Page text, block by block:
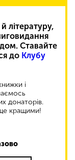
літературу,
Ставайте
до Клубу
і
донаторів.
кращими!